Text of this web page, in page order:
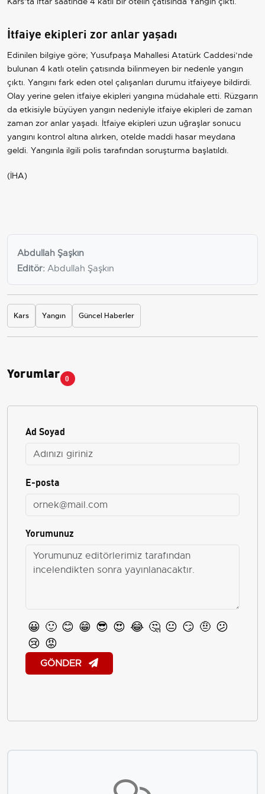
İtfaiye ekipleri zor anlar yaşadı
Edinilen bilgiye göre; Yusufpaşa Mahallesi Atatürk Caddesi’nde
bulunan 4 katlı otelin çatısında bilinmeyen bir nedenle yangın
çıktı. Yangını fark eden otel çalışanları durumu itfaiyeye bildirdi.
Olay yerine gelen itfaiye ekipleri yangına müdahale etti. Rüzgarın
da etkisiyle büyüyen yangın nedeniyle itfaiye ekipleri de zaman
zaman zor anlar yaşadı. İtfaiye ekipleri uzun uğraşlar sonucu
yangını kontrol altına alırken, otelde maddi hasar meydana
geldi. Yangınla ilgili polis tarafından soruşturma başlatıldı.
(İHA)
Abdullah Şaşkın
Editör: Abdullah Şaşkın
Kars Yangın Güncel Haberler
Yorumlar 0
Ad Soyad
E-posta
Yorumunuz
😀 🙂 😊 😁 😎 😍 😂 🤔 😐 😏 🤨 😕
😢 😡
GÖNDER